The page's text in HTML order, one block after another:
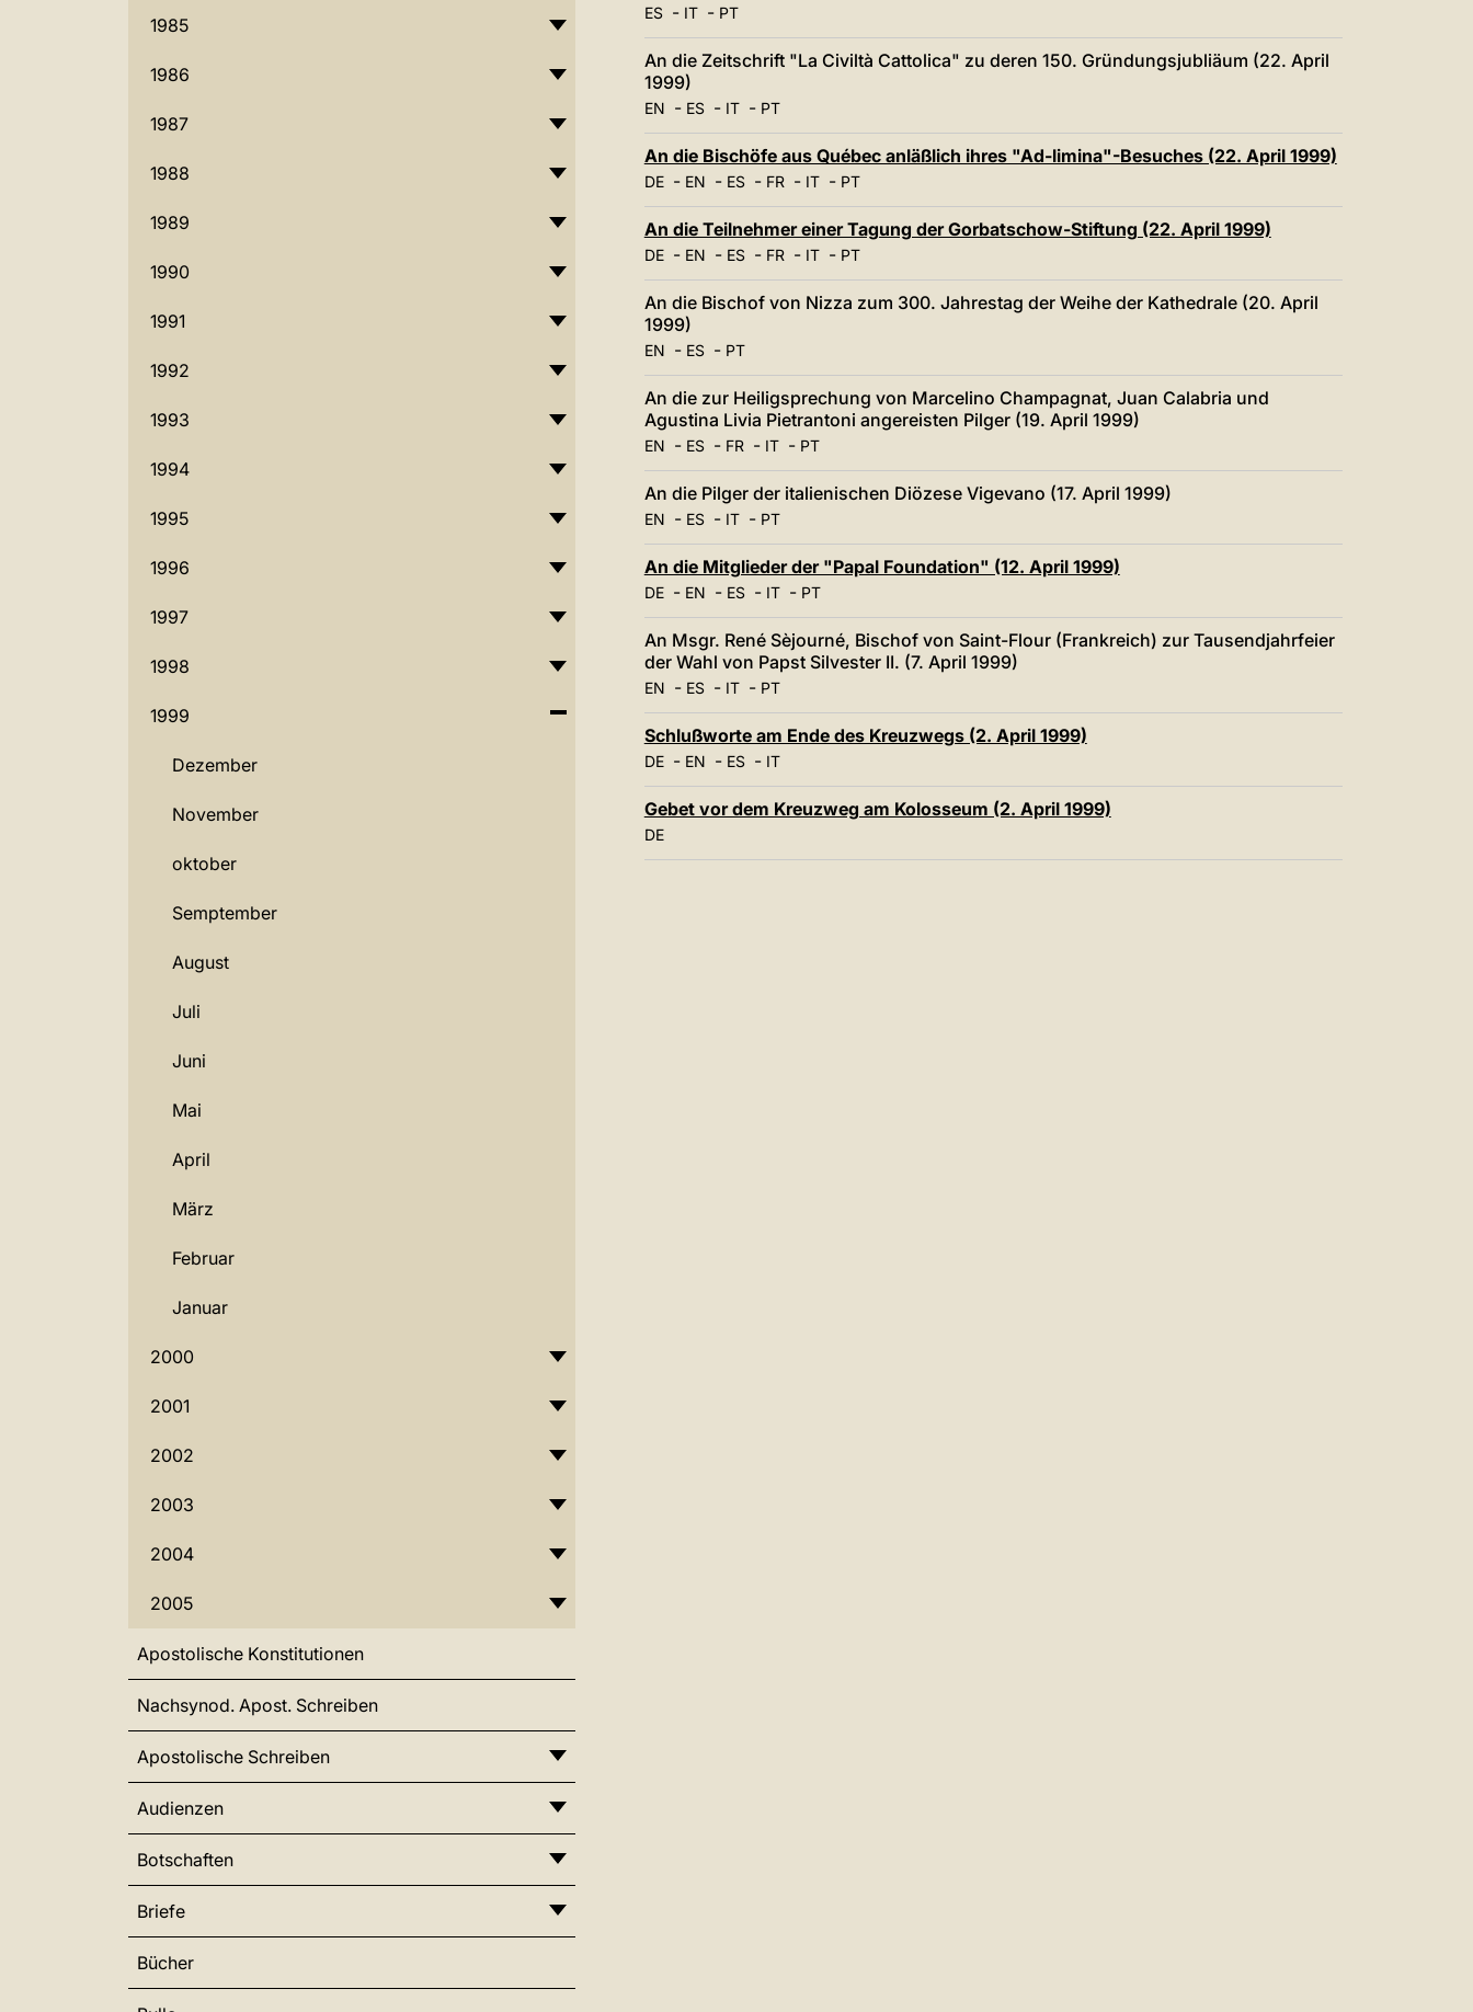
1985
1986
1987
1988
1989
1990
1991
1992
1993
1994
1995
1996
1997
1998
1999
Dezember
November
oktober
Semptember
August
Juli
Juni
Mai
April
März
Februar
Januar
2000
2001
2002
2003
2004
2005
Apostolische Konstitutionen
Nachsynod. Apost. Schreiben
Apostolische Schreiben
Audienzen
Botschaften
Briefe
Bücher
ES- IT- PT
An die Zeitschrift "La Civiltà Cattolica" zu deren 150. Gründungsjubliäum (22. April
1999)
EN - ES- IT- PT
An die Bischöfe aus Québec anläßlich ihres "Ad-limina"-Besuches (22. April 1999)
DE- EN - ES- FR- IT- PT
An die Teilnehmer einer Tagung der Gorbatschow-Stiftung (22. April 1999)
DE- EN - ES- FR- IT- PT
An die Bischof von Nizza zum 300. Jahrestag der Weihe der Kathedrale (20. April
1999)
EN - ES- PT
An die zur Heiligsprechung von Marcelino Champagnat, Juan Calabria und
Agustina Livia Pietrantoni angereisten Pilger (19. April 1999)
EN - ES- FR- IT- PT
An die Pilger der italienischen Diözese Vigevano (17. April 1999)
EN - ES- IT- PT
An die Mitglieder der "Papal Foundation" (12. April 1999)
DE- EN - ES- IT- PT
An Msgr. René Sèjourné, Bischof von Saint-Flour (Frankreich) zur Tausendjahrfeier
der Wahl von Papst Silvester II. (7. April 1999)
EN - ES- IT- PT
Schlußworte am Ende des Kreuzwegs (2. April 1999)
DE- EN - ES- IT
Gebet vor dem Kreuzweg am Kolosseum (2. April 1999)
DE